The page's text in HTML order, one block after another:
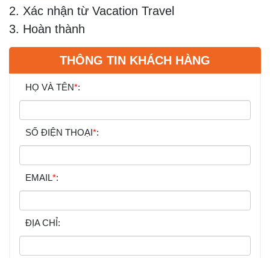
2. Xác nhận từ Vacation Travel
3. Hoàn thành
THÔNG TIN KHÁCH HÀNG
HỌ VÀ TÊN*:
SỐ ĐIỆN THOẠI*:
EMAIL*:
ĐỊA CHỈ: